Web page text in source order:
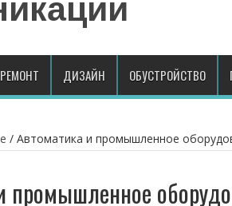
РЕМОНТ ДИЗАЙН ОБУСТРОЙСТВО
/ Автоматика и промышленное
промышленное